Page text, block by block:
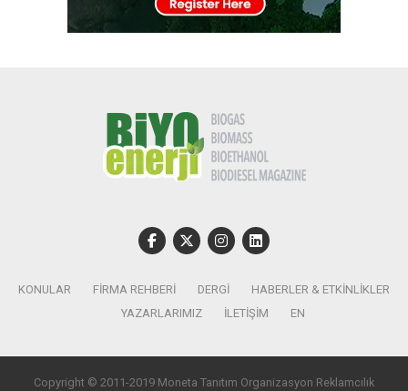
KONULAR FIRMA REHBERI DERGI
HABERLER & ETKINLIKLER
YAZARLARIMIZ
İLETIŞIM EN
Copyright © 2011-2019 Moneta Tanıtım Organizasyon Reklamcılık